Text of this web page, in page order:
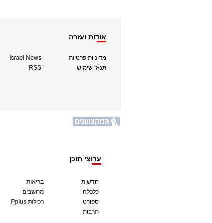
אודות ועזרה
מדיניות פרטיות
תנאי שימוש
Israel News
RSS
ערוצי תוכן
חדשות
כלכלה
ספורט
תרבות
בריאות
מחשבים
Pplus רכילות